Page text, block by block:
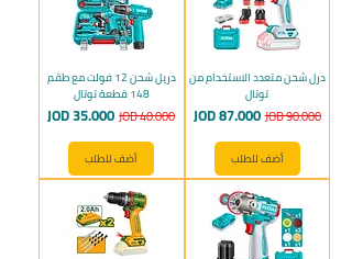
درل شحن متعدد الاستخدام من
توتال
سعر عادي
JOD 90.000سعر البيع
JOD 87.000
أضف للطلب
دريل شحن 12 فولت مع طقم
148 قطعة توتال
سعر عادي
JOD 40.000 سعر البيع
JOD 35.000
أضف للطلب